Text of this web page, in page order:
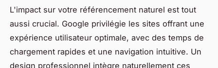
L'impact sur votre référencement naturel est tout
aussi crucial. Google privilégie les sites offrant une
expérience utilisateur optimale, avec des temps de
chargement rapides et une navigation intuitive. Un
design professionnel intègre naturellement ces